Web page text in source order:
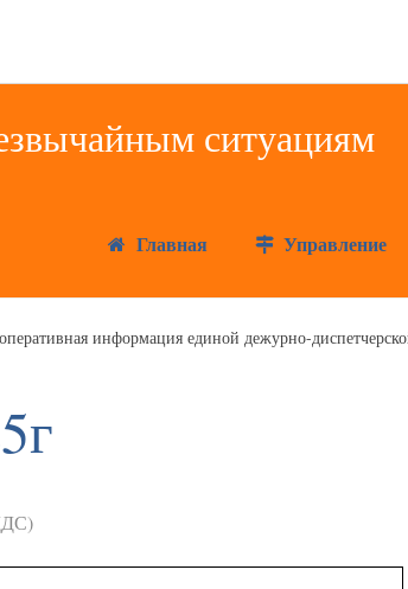
Главная Управление
оперативная информация единой дежурно-